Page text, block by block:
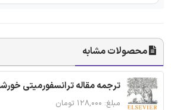
محصولات مشابه
ترجمه مقاله ترانسفورمیتی
مبلغ: ۱۲۸,۰۰۰ تومان